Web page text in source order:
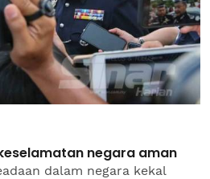
negara aman
dalam negara kekal